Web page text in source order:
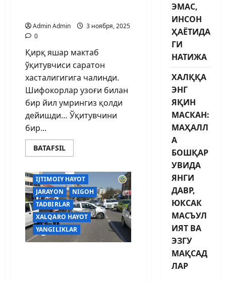
Admin Admin
3 ноября, 2025
0
Қирқ яшар мактаб
ўқитувчиси саратон
хасталигигига чалинди.
Шифокорлар узоғи билан
бир йил умрингиз қолди
дейишди… Ўқитувчини
бир...
BATAFSIL
IJTIMOIY HAYOT
JARAYON
NIGOH
TADBIRLAR
XALQARO HAYOT
YANGILIKLAR
ЭМАС,
ИНСОН
ҲАЁТИДА
ГИ
НАТИЖА
ХАЛҚҚА
ЭНГ
ЯҚИН
МАСКАН:
МАҲАЛЛ
А
БОШҚАР
УВИДА
ЯНГИ
ДАВР,
ЮКСАК
МАСЪУЛ
ИЯТ ВА
ЭЗГУ
МАҚСАД
ЛАР